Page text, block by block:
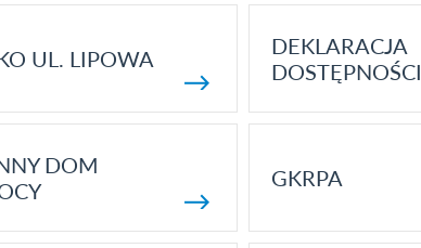
UL. LIPOWA
DEKLARACJA
DOSTĘPNOŚCI
DOM
GKRPA